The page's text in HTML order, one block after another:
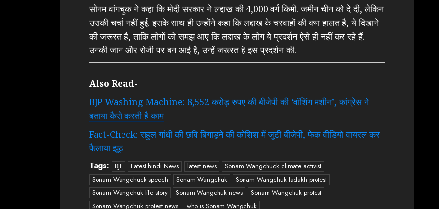
सोनम वांगचुक ने कहा कि मोदी सरकार ने लद्दाख की 4,000 वर्ग किमी. जमीन चीन को दे दी, लेकिन
उसकी चर्चा नहीं हुई. इसके साथ ही उन्होंने कहा कि लद्दाख के चरवाहों की क्या हालत है, ये दिखाने
की जरूरत है, ताकि लोगों को समझ आए कि लद्दाख के लोग ये प्रदर्शन ऐसे ही नहीं कर रहे हैं.
उनकी जान और रोजी पर बन आई है, उन्हें जरूरत है इस प्रदर्शन की.
Also Read-
BJP Washing Machine: 8,552 करोड़ रुपए की बीजेपी की ‘वॉशिंग मशीन’, कांग्रेस ने
बताया कैसे करती है काम
Fact-Check: राहुल गांधी की छवि बिगाड़ने की कोशिश में जुटी बीजेपी, फेक वीडियो वायरल कर
फैलाया झूठ
Tags: BJP Latest hindi News latest news
Sonam Wangchuck climate activist
Sonam Wangchuck speech
Sonam Wangchuk
Sonam Wangchuk ladakh protest
Sonam Wangchuk life story
Sonam Wangchuk news
Sonam Wangchuk protest
Sonam Wangchuk protest news
who is Sonam Wangchuk